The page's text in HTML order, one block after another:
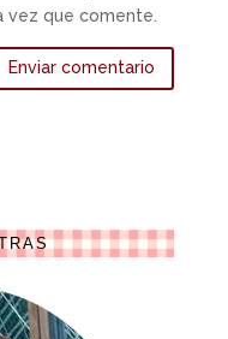
vez que comente.